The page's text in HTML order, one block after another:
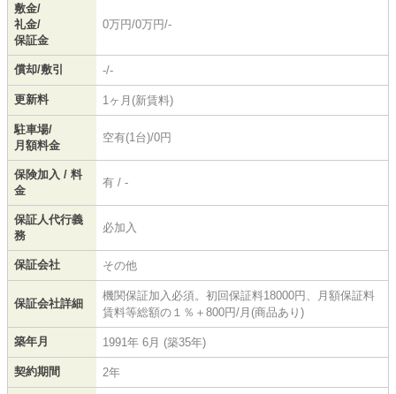
敷金/
礼金/
保証金
0万円/0万円/-
償却/敷引 -/-
更新料 1ヶ月(新賃料)
駐車場/
月額料金
空有(1台)/0円
保険加入 / 料
金
有 / -
保証人代行義
務
必加入
保証会社 その他
保証会社詳細
機関保証加入必須。初回保証料18000円、月額保証料
賃料等総額の１％＋800円/月(商品あり)
築年月 1991年 6月 (築35年)
契約期間 2年